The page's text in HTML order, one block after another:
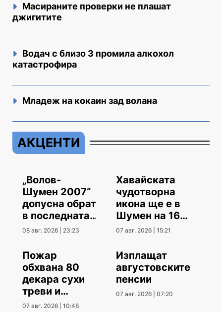
Масираните проверки не плашат
джигитите
Водач с близо 3 промила алкохол
катастрофира
Младеж на кокаин зад волана
АКЦЕНТИ
„Волов-
Шумен 2007“
допусна обрат
в последната
контрола
08 авг. 2026 | 23:23
Хавайската
чудотворна
икона ще е в
Шумен на 16
август
07 авг. 2026 | 15:21
Пожар
обхвана 80
декара сухи
треви и
храсти
07 авг. 2026 | 10:48
Изплащат
августовските
пенсии
07 авг. 2026 | 07:20